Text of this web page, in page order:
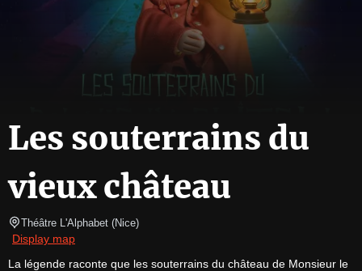
Les souterrains du
vieux château
Théâtre L'Alphabet (Nice)
Display map
La légende raconte que les souterrains du château de Monsieur le